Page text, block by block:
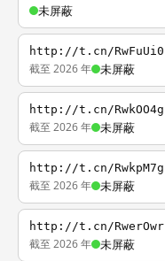
未屏蔽
http://t.cn/RwFuUi0
截至 2026 年 未屏蔽
http://t.cn/RwkOO4g
截至 2026 年 未屏蔽
http://t.cn/RwkpM7g
截至 2026 年 未屏蔽
http://t.cn/RwerOwr
截至 2026 年 未屏蔽